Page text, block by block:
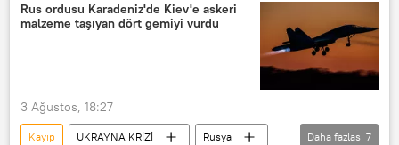
Rus ordusu Karadeniz'de Kiev'e askeri
malzeme taşıyan dört gemiyi vurdu
3 Ağustos, 18:27
Kayıp UKRAYNA KRİZİ
Rusya
Daha fazlası 7